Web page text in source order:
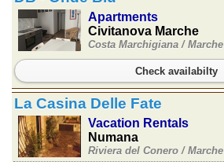
Apartments
Civitanova Marche
Costa Marchigiana / Marche
Check availabilty
La Casina Delle Fate
Vacation Rentals
Numana
Riviera del Conero / Marche